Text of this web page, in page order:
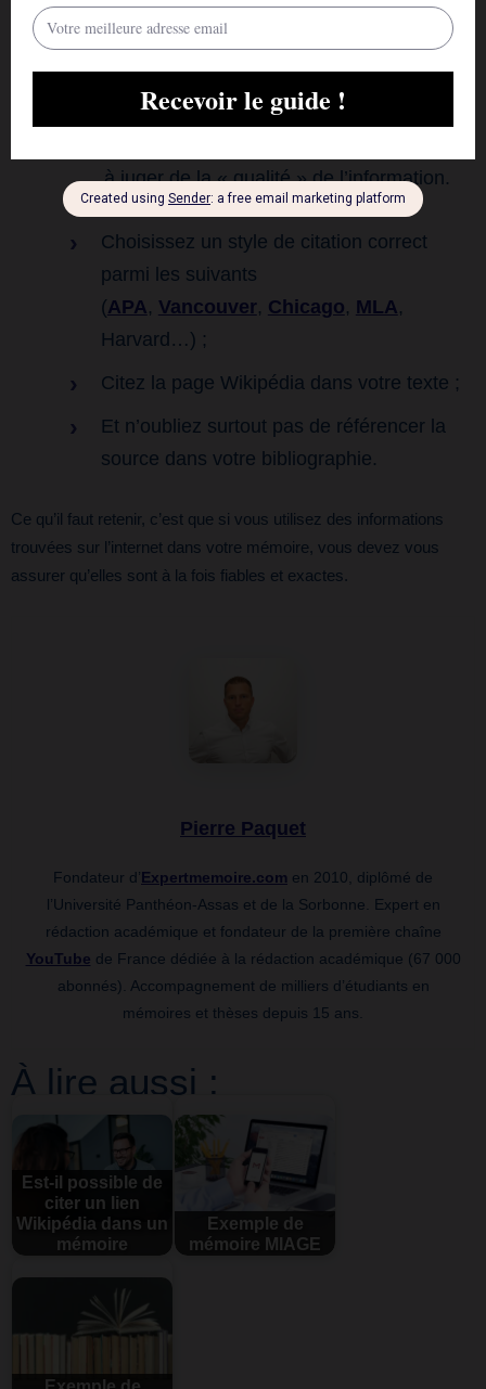
signifie que les informations ont fait l’objet
d’une sorte d’examen par les pairs et
soit pas la même chose qu’un examen
à juger de la « qualité » de l’information.
Choisissez un style de citation correct
parmi les suivants
(APA, Vancouver, Chicago, MLA,
Harvard…) ;
Citez la page Wikipédia dans votre texte ;
Et n’oubliez surtout pas de référencer la
source dans votre bibliographie.
Ce qu’il faut retenir, c’est que si vous utilisez des informations
trouvées sur l’internet dans votre mémoire, vous devez vous
assurer qu’elles sont à la fois fiables et exactes.
Pierre Paquet
Fondateur d’Expertmemoire.com en 2010, diplômé de
l’Université Panthéon-Assas et de la Sorbonne. Expert en
rédaction académique et fondateur de la première chaîne
YouTube de France dédiée à la rédaction académique (67 000
abonnés). Accompagnement de milliers d’étudiants en
mémoires et thèses depuis 15 ans.
À lire aussi :
Est-il possible de
citer un lien
Wikipédia dans un
mémoire
Exemple de
mémoire MIAGE